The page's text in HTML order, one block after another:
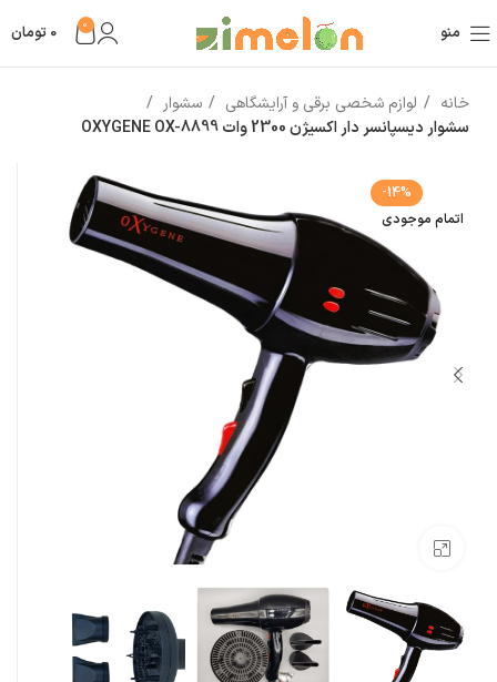
منو 0
0 تومان
خانه لوازم شخصی برقی و آرایشگاهی
سشوار
سشوار دیسپانسر دار اکسیژن 2300 وات OXYGENE OX-8899
-14%
اتمام موجودی